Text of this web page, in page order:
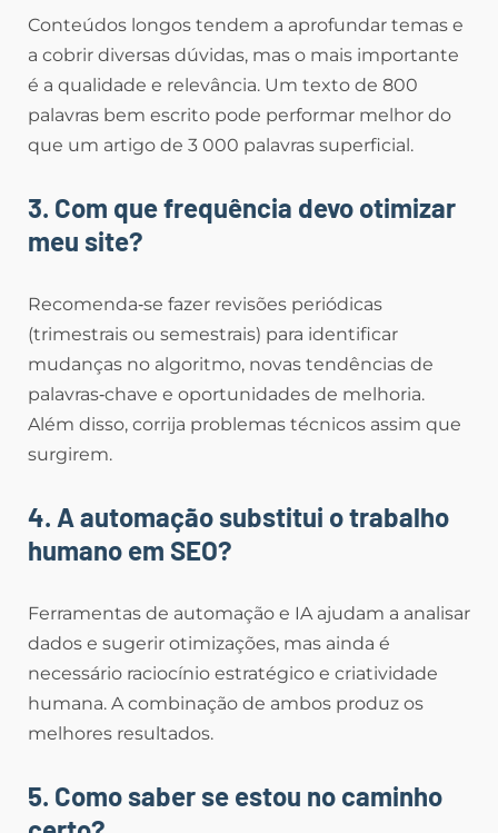
Conteúdos longos tendem a aprofundar temas e
a cobrir diversas dúvidas, mas o mais importante
é a qualidade e relevância. Um texto de 800
palavras bem escrito pode performar melhor do
que um artigo de 3 000 palavras superficial.
3. Com que frequência devo otimizar
meu site?
Recomenda‑se fazer revisões periódicas
(trimestrais ou semestrais) para identificar
mudanças no algoritmo, novas tendências de
palavras‑chave e oportunidades de melhoria.
Além disso, corrija problemas técnicos assim que
surgirem.
4. A automação substitui o trabalho
humano em SEO?
Ferramentas de automação e IA ajudam a analisar
dados e sugerir otimizações, mas ainda é
necessário raciocínio estratégico e criatividade
humana. A combinação de ambos produz os
melhores resultados.
5. Como saber se estou no caminho